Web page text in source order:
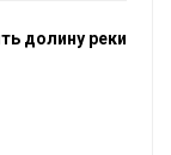
долину реки